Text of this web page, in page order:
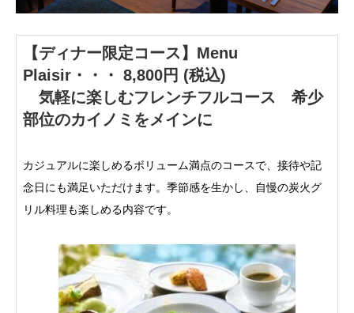
【ディナー限定コース】Menu
Plaisir・・・ 8,800円 (税込)
気軽に楽しむフレンチフルコース 希少
部位のカイノミをメインに
カジュアルに楽しめるボリューム満点のコースで、接待や記
念日にも満足いただけます。季節感を生かし、自慢の炭火グ
リル料理も楽しめる内容です。